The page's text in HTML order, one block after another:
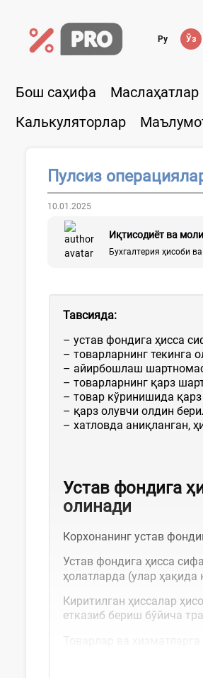
Ру Ўз
Бош саҳифа Маслаҳатлар
Калькуляторлар
Пулсиз
10.01.2025
Иқтисодиёт ва
Бухгалтерия ҳисоби
Тавсияда:
– устав фондига ҳисса
– товарларнинг текинга
– айирбошлаш
– товарларнинг қарз
– товар кўринишида
– қарз олувчи олдин
– хатловда аниқланган,
Устав фондига
олинади
Корхонанинг устав
Устав фондига ҳисса
ҳолатларда (улар
Киритилган ҳиссалар
етказиб бериш бўйича